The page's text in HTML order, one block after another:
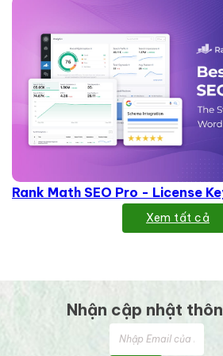
Rank Math SEO Pro - License
Xem tất cả
Nhận cập nhật